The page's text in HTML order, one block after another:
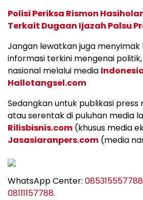
Polisi Periksa Rismon
Terkait Dugaan Ijazah Palsu
Jangan lewatkan juga
informasi terkini mengenai
nasional melalui media
Hallotangsel.com
Sedangkan untuk publikasi press
atau serentak di puluhan media
Rilisbisnis.com (khusus media
Jasasiaranpers.com (media
WhatsApp Center: 085315557788
08111157788.